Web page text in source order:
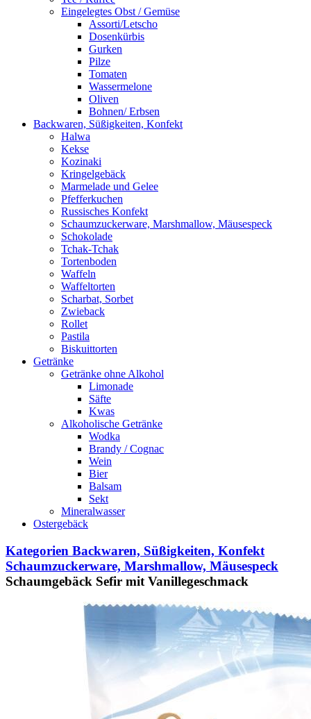
Eingelegtes Obst / Gemüse
Assorti/Letscho
Dosenkürbis
Gurken
Pilze
Tomaten
Wassermelone
Oliven
Bohnen/ Erbsen
Backwaren, Süßigkeiten, Konfekt
Halwa
Kekse
Kozinaki
Kringelgebäck
Marmelade und Gelee
Pfefferkuchen
Russisches Konfekt
Schaumzuckerware, Marshmallow, Mäusespeck
Schokolade
Tchak-Tchak
Tortenboden
Waffeln
Waffeltorten
Scharbat, Sorbet
Zwieback
Rollet
Pastila
Biskuittorten
Getränke
Getränke ohne Alkohol
Limonade
Säfte
Kwas
Alkoholische Getränke
Wodka
Brandy / Cognac
Wein
Bier
Balsam
Sekt
Mineralwasser
Ostergebäck
Kategorien Backwaren, Süßigkeiten, Konfekt
Schaumzuckerware, Marshmallow, Mäusespeck
Schaumgebäck Sefir mit Vanillegeschmack